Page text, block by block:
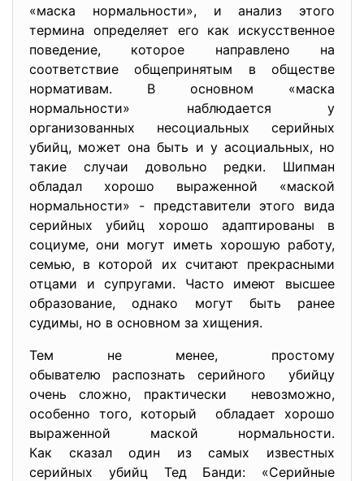
«маска нормальности», и анализ этого
термина определяет его как искусственное
поведение, которое направлено на
соответствие общепринятым в обществе
нормативам. В основном «маска
нормальности» наблюдается у
организованных несоциальных серийных
убийц, может она быть и у асоциальных, но
такие случаи довольно редки. Шипман
обладал хорошо выраженной «маской
нормальности» - представители этого вида
серийных убийц хорошо адаптированы в
социуме, они могут иметь хорошую работу,
семью, в которой их считают прекрасными
отцами и супругами. Часто имеют высшее
образование, однако могут быть ранее
судимы, но в основном за хищения.
Тем не менее, простому
обывателю распознать серийного убийцу
очень сложно, практически невозможно,
особенно того, который обладает хорошо
выраженной маской нормальности.
Как сказал один из самых известных
серийных убийц Тед Банди: «Серийные